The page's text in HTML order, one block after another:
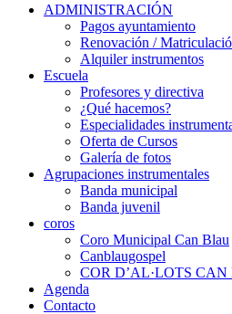
ADMINISTRACIÓN
Pagos ayuntamiento
Renovación /
Alquiler instrumentos
Escuela
Profesores y directiva
¿Qué hacemos?
Especialidades
Oferta de Cursos
Galería de fotos
Agrupaciones instrumentales
Banda municipal
Banda juvenil
coros
Coro Municipal Can Blau
Canblaugospel
COR D’AL·LOTS
Agenda
Contacto